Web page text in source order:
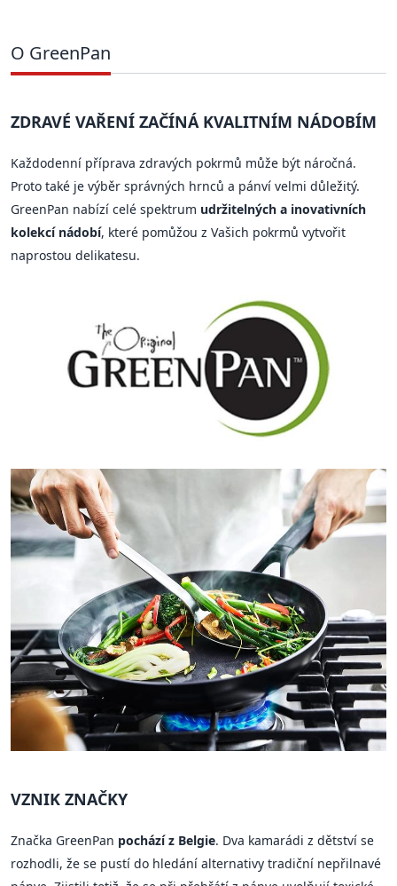
O GreenPan
ZDRAVÉ VAŘENÍ ZAČÍNÁ KVALITNÍM NÁDOBÍM
Každodenní příprava zdravých pokrmů může být náročná.
Proto také je výběr správných hrnců a pánví velmi důležitý.
GreenPan nabízí celé spektrum udržitelných a inovativních
kolekcí nádobí, které pomůžou z Vašich pokrmů vytvořit
naprostou delikatesu.
VZNIK ZNAČKY
Značka GreenPan pochází z Belgie. Dva kamarádi z dětství se
rozhodli, že se pustí do hledání alternativy tradiční nepřilnavé